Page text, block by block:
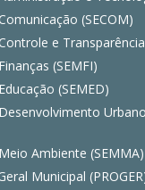
(SECOM)
e
(SEMFI)
(SEMED)
Ambiente (SEMMA)
Municipal